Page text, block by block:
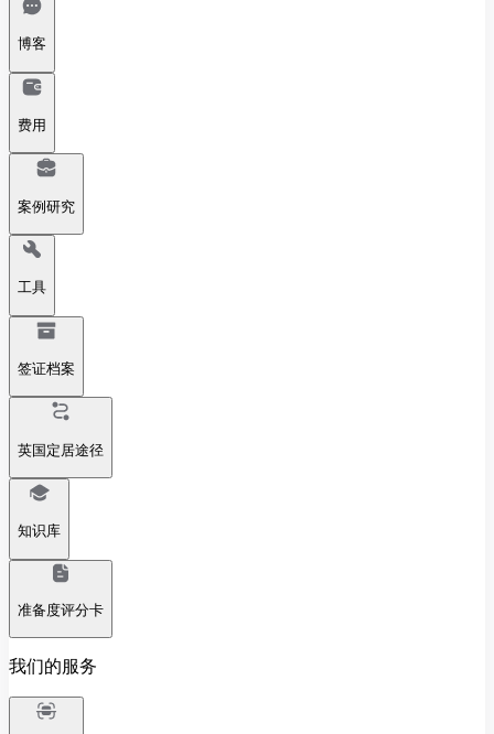
博客
费用
案例研究
工具
签证档案
英国定居途径
知识库
准备度评分卡
我们的服务